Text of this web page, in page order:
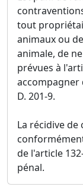
tout
animaux ou
animale, de
prévues à
accompagner
D. 201-9.
La récidive
de l'article
pénal.